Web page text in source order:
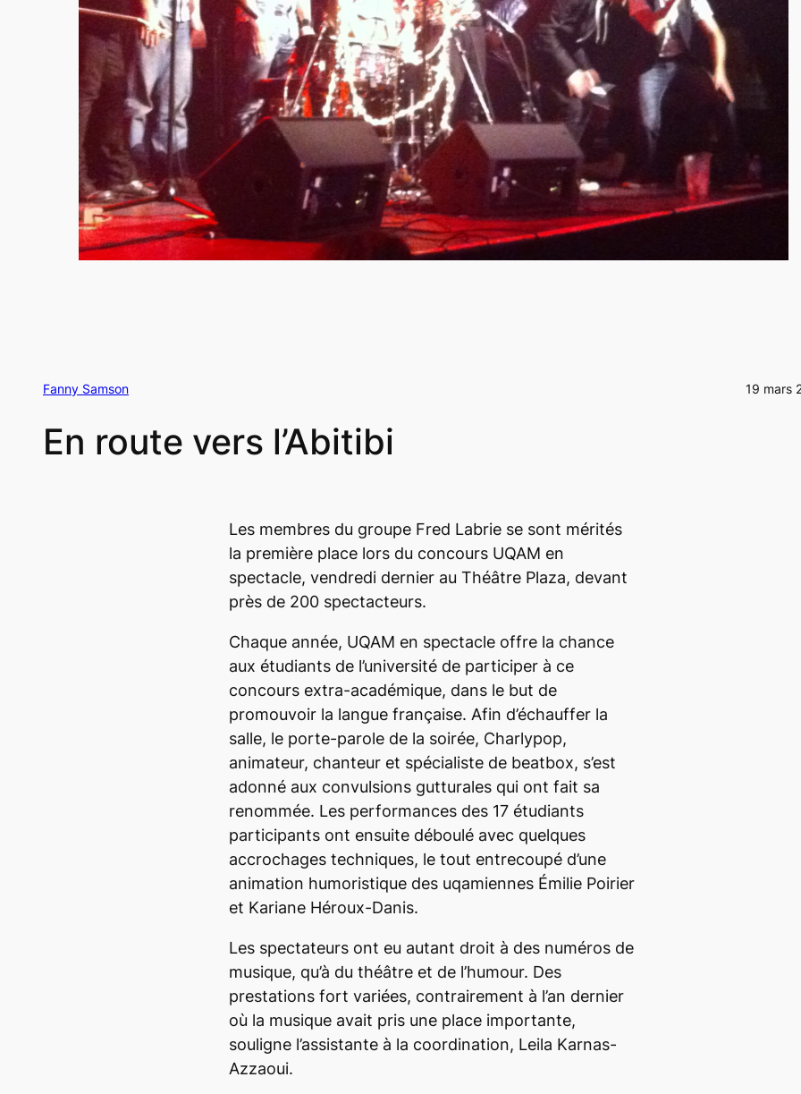
Fanny Samson 19 mars
En route vers l’Abitibi
Les membres du groupe Fred Labrie se sont mérités
la première place lors du concours UQAM en
spectacle, vendredi dernier au Théâtre Plaza, devant
près de 200 spectacteurs.
Chaque année, UQAM en spectacle offre la chance
aux étudiants de l’université de participer à ce
concours extra-académique, dans le but de
promouvoir la langue française. Afin d’échauffer la
salle, le porte-parole de la soirée, Charlypop,
animateur, chanteur et spécialiste de beatbox, s’est
adonné aux convulsions gutturales qui ont fait sa
renommée. Les performances des 17 étudiants
participants ont ensuite déboulé avec quelques
accrochages techniques, le tout entrecoupé d’une
animation humoristique des uqamiennes Émilie Poirier
et Kariane Héroux-Danis.
Les spectateurs ont eu autant droit à des numéros de
musique, qu’à du théâtre et de l’humour. Des
prestations fort variées, contrairement à l’an dernier
où la musique avait pris une place importante,
souligne l’assistante à la coordination, Leila Karnas-
Azzaoui.